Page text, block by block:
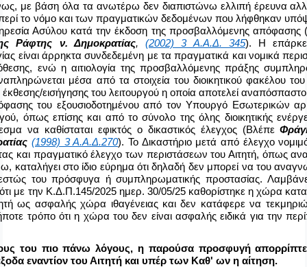
με βάση όλα τα ανωτέρω δεν διαπιστώνω ελλιπή έρευνα
το νόμο και των πραγματικών δεδομένων που λήφθηκαν
Ασύλου κατά την έκδοση της προσβαλλόμενης απόφασης
Ράφτης ν. Δημοκρατίας,(2002) 3 Α.Α.Δ. 345). Η
είναι άρρηκτα συνδεδεμένη με τα πραγματικά και νομικά
ενώ η αιτιολογία της προσβαλλόμενης πράξης
μέσα από τα στοιχεία του διοικητικού φακέλου του
έκθεσης/εισήγησης του λειτουργού η οποία αποτελεί
του εξουσιοδοτημένου από τον Υπουργό Εσωτερικών
όπως επίσης και από το σύνολο της όλης διοικητικής
να καθίσταται εφικτός ο δικαστικός έλεγχος (Βλέπε
(1998) 3 Α.Α.Δ.270). Το Δικαστήριο μετά από έλεγχο
και πραγματικό έλεγχο των περιστάσεων του Αιτητή, όπως
καταλήγει στο ίδιο εύρημα ότι δηλαδή δεν μπορεί να του
του πρόσφυγα ή συμπληρωματικής προστασίας.
με την Κ.Δ.Π.145/2025 ημερ. 30/05/25 καθορίστηκε η χώρα
ως ασφαλής χώρα ιθαγένειας και δεν κατάφερε να
τρόπο ότι η χώρα του δεν είναι ασφαλής ειδικά για την
του πιο πάνω λόγους, η παρούσα προσφυγή
εναντίον του Αιτητή και υπέρ των Καθ' ων η αίτηση.